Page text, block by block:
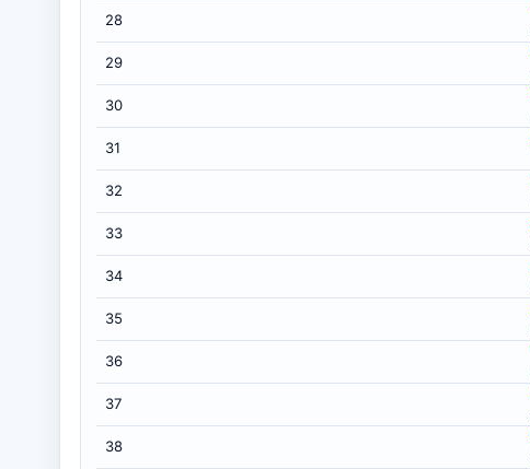
28
29
30
31
32
33
34
35
36
37
38